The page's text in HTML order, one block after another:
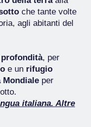
che tante volte
agli abitanti del
, per
e un rifugio
Mondiale per
italiana. Altre